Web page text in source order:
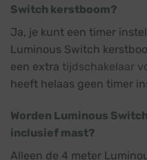
Switch kerstboom?
Ja, je kunt een timer
Luminous Switch
een extra tijdschakelaar
heeft helaas geen timer
Worden Luminous
inclusief mast?
Alleen de 4 meter